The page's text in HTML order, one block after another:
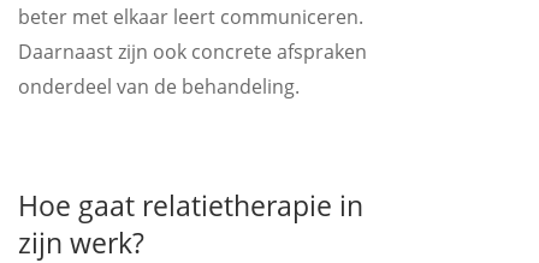
beter met elkaar leert communiceren.
Daarnaast zijn ook concrete afspraken
onderdeel van de behandeling.
Hoe gaat relatietherapie in
zijn werk?